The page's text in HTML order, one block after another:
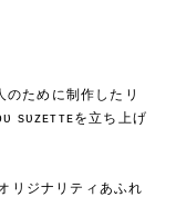
のために制作したリ
sᴜᴢᴇᴛᴛᴇを立ち上げ
リジナリティあふれ